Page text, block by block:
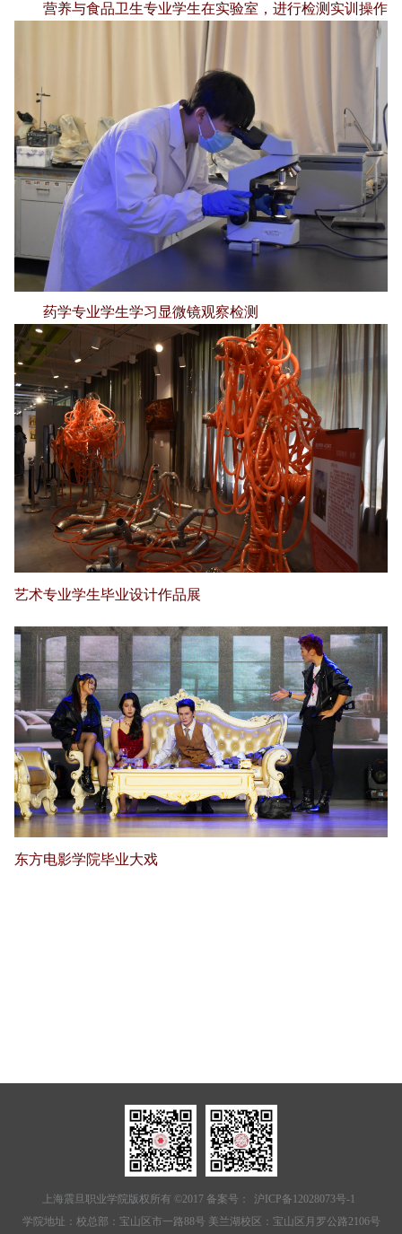
营养与食品卫生专业学生在实验室，进行检测实训操作
药学专业学生学习显微镜观察检测
艺术专业学生毕业设计作品展
东方电影学院毕业大戏
上海震旦职业学院版权所有 ©2017 备案号：
沪ICP备12028073号-1
学院地址：校总部：宝山区市一路88号 美兰湖校区：宝山区月罗公路2106号